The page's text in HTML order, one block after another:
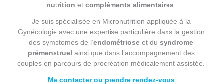
nutrition et compléments alimentaires
Je suis spécialisée en Micronutrition appliquée à la
Gynécologie avec une expertise particulière dans la gestion
des symptomes de l’endométriose et du syndrome
prémenstruel ainsi que dans l’accompagnement des
couples en parcours de procréation médicalement assistée.
Me contacter ou prendre rendez-vous